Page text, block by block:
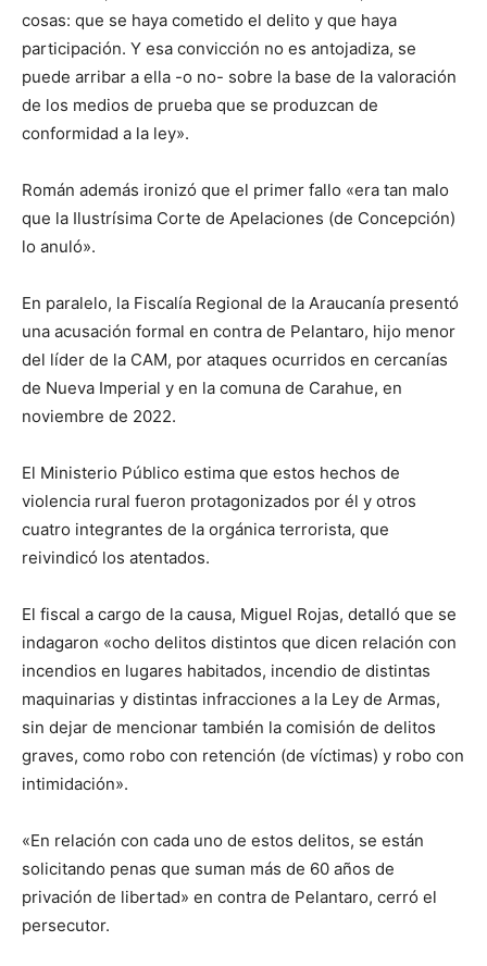
cosas: que se haya cometido el delito y que haya
participación. Y esa convicción no es antojadiza, se
puede arribar a ella -o no- sobre la base de la valoración
de los medios de prueba que se produzcan de
conformidad a la ley».
Román además ironizó que el primer fallo «era tan malo
que la Ilustrísima Corte de Apelaciones (de Concepción)
lo anuló».
En paralelo, la Fiscalía Regional de la Araucanía presentó
una acusación formal en contra de Pelantaro, hijo menor
del líder de la CAM, por ataques ocurridos en cercanías
de Nueva Imperial y en la comuna de Carahue, en
noviembre de 2022.
El Ministerio Público estima que estos hechos de
violencia rural fueron protagonizados por él y otros
cuatro integrantes de la orgánica terrorista, que
reivindicó los atentados.
El fiscal a cargo de la causa, Miguel Rojas, detalló que se
indagaron «ocho delitos distintos que dicen relación con
incendios en lugares habitados, incendio de distintas
maquinarias y distintas infracciones a la Ley de Armas,
sin dejar de mencionar también la comisión de delitos
graves, como robo con retención (de víctimas) y robo con
intimidación».
«En relación con cada uno de estos delitos, se están
solicitando penas que suman más de 60 años de
privación de libertad» en contra de Pelantaro, cerró el
persecutor.